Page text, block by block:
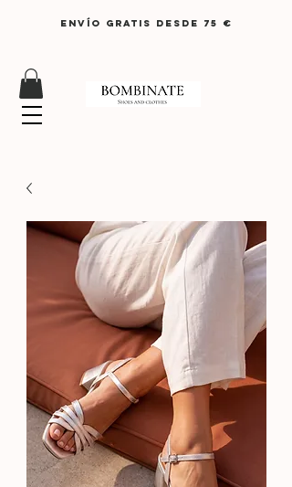
ENVÍO GRATIS DESDE 75 €